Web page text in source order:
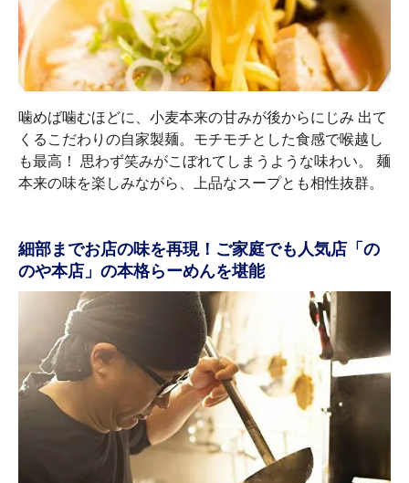
噛めば噛むほどに、小麦本来の甘みが後からにじみ 出て
くるこだわりの自家製麺。モチモチとした食感で喉越し
も最高！ 思わず笑みがこぼれてしまうような味わい。 麺
本来の味を楽しみながら、上品なスープとも相性抜群。
細部までお店の味を再現！ご家庭でも人気店「の
のや本店」の本格らーめんを堪能